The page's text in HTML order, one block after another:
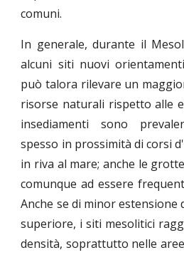
comuni.
In generale, durante il
alcuni siti nuovi
può talora rilevare un
risorse naturali rispetto alle
insediamenti sono
spesso in prossimità di corsi
in riva al mare; anche le
comunque ad essere
Anche se di minor estensione
superiore, i siti mesolitici
densità, soprattutto nelle